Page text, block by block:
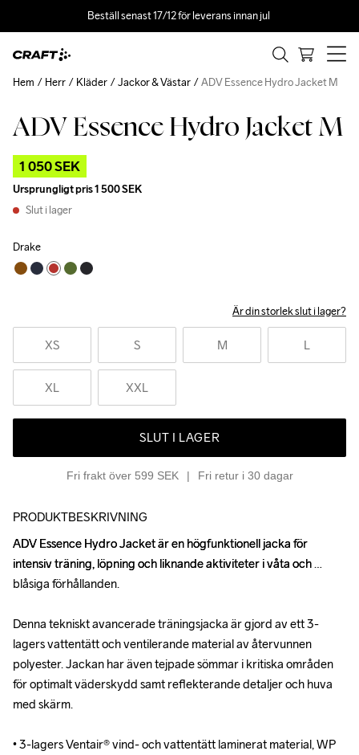
Beställ senast 17/12 för leverans innan jul
ADV Essence Hydro Jacket M
1 050 SEK
Ursprungligt pris1 500 SEK
Slut i lager
Drake
Är din storlek slut i lager?
XS S M L
XL XXL
SLUT I LAGER
Fri frakt över 599 SEK Fri retur i 30 dagar
Hem Herr Kläder Jackor & Västar ADV Essence Hydro Jacket M
Outlet
PRODUKTBESKRIVNING
ADV Essence Hydro Jacket är en högfunktionell jacka för
intensiv träning, löpning och liknande aktiviteter i våta och
blåsiga förhållanden.
Denna tekniskt avancerade träningsjacka är gjord av ett 3-
lagers vattentätt och ventilerande material av återvunnen
polyester. Jackan har även tejpade sömmar i kritiska områden
för optimalt väderskydd samt reflekterande detaljer och huva
med skärm.
• 3-lagers Ventair® vind- och vattentätt laminerat material, WP
ADV Essence Hydro Jacket är en högfunktionell jacka för
intensiv träning, löpning och liknande aktiviteter i våta och
blåsiga förhållanden.
Denna tekniskt avancerade träningsjacka är gjord av ett 3-
lagers vattentätt och ventilerande material av återvunnen
polyester. Jackan har även tejpade sömmar i kritiska områden
för optimalt väderskydd samt reflekterande detaljer och huva
med skärm.
• 3-lagers Ventair® vind- och vattentätt laminerat material, WP